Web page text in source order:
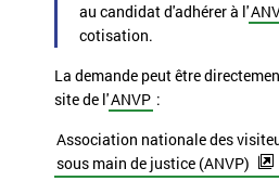
au candidat d'adhérer à l'
cotisation.
La demande peut être
site de l'ANVP :
Association nationale des
sous main de justice (ANVP)